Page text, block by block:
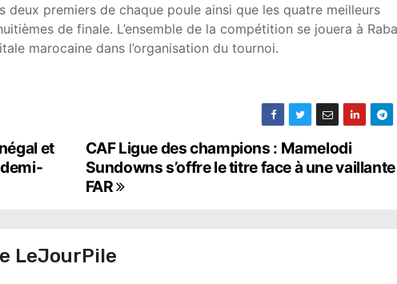
deux premiers de chaque poule ainsi que les quatre meilleurs
de finale. L’ensemble de la compétition se jouera à
marocaine dans l’organisation du tournoi.
CAF Ligue des champions : Mamelodi
Sundowns s’offre le titre face à une
FAR
et
LeJourPile